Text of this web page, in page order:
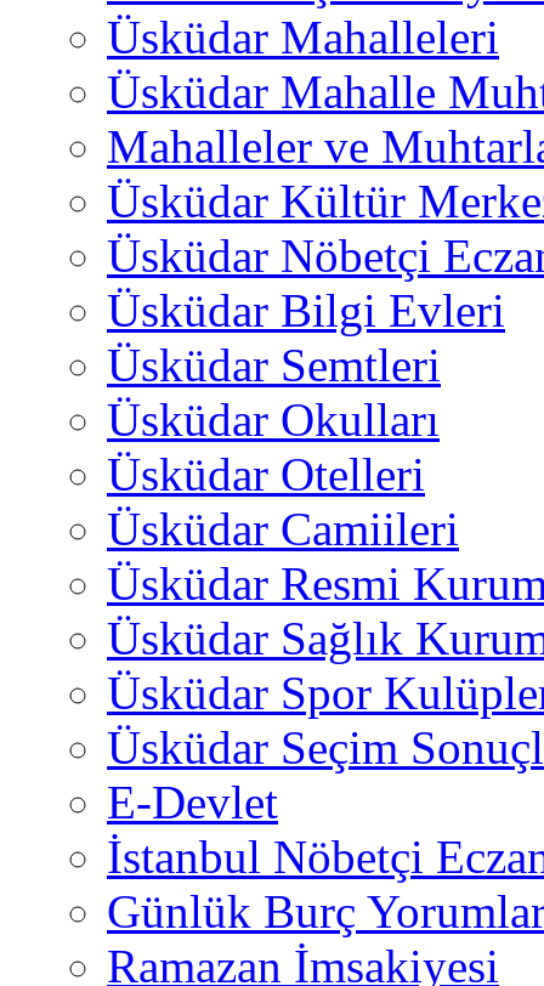
Üsküdar Mahalleleri
Üsküdar Mahalle
Mahalleler ve
Üsküdar Kültür
Üsküdar Nöbetçi
Üsküdar Bilgi Evleri
Üsküdar Semtleri
Üsküdar Okulları
Üsküdar Otelleri
Üsküdar Camiileri
Üsküdar Resmi
Üsküdar Sağlık
Üsküdar Spor
Üsküdar Seçim
E-Devlet
İstanbul Nöbetçi
Günlük Burç
Ramazan İmsakiyesi